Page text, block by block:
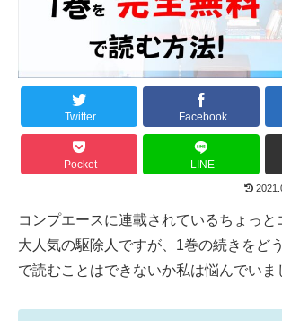
Twitter Facebook
Pocket LINE
コンプエースに連載されているちょっと
大人気の駆除人ですが、1巻の続きをど
で読むことはできないか私は悩んでいま